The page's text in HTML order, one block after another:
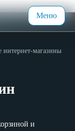
Меню
интернет-магазины
и